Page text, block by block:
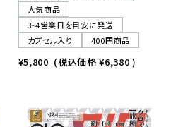
人気商品
3-4営業日を目安に発送
カプセル入り
400円商品
¥5,800 (税込価格¥6,380 )